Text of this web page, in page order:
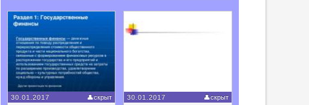
30.01.2017 скрыт 30.01.2017 скрыт